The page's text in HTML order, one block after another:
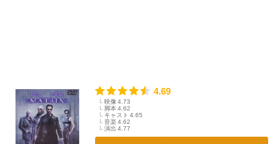
4.69
映像 4.73
脚本4.62
キャスト 4.65
音楽4.62
演出 4.77